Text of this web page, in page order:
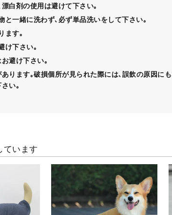
白剤の使用は避けて下さい｡
一緒に洗わず､必ず単品洗いをして下さい｡
ます｡
け下さい｡
避け下さい｡
ります｡破損個所が見られた際には､誤飲の原因に
い｡
ています